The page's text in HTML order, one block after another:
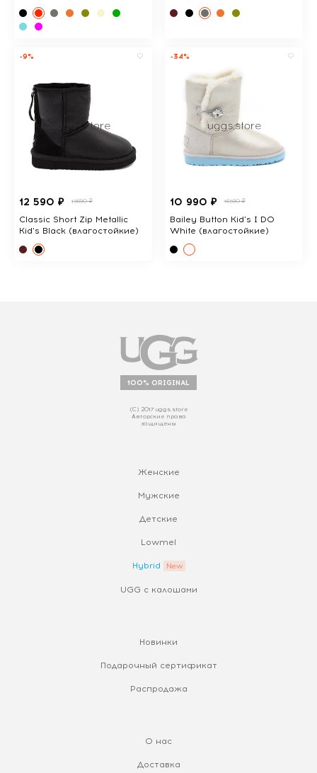
-9%
12 590 ₽ 13690 ₽
Classic Short Zip Metallic
Kid's Black (влагостойкие)
-34%
10 990 ₽ 16590 ₽
Bailey Button Kid's I DO
White (влагостойкие)
100% ORIGINAL
(С) 2017 uggs.store
Авторские права
защищены
Женские
Мужские
Детские
Lowmel
Hybrid
UGG с калошами
Новинки
Подарочный сертификат
Распродажа
О нас
Доставка